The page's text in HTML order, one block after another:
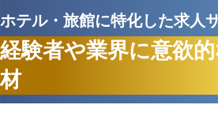
ホテル・旅館に特化した求人
経験者や業界に意欲
材